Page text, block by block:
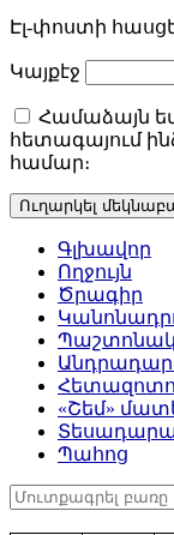
Էլ-փոստի
Կայքէջ
Համաձայն
հետագայում
համար։
Գլխավոր
Ողջույն
Ծրագիր
«Շեմ»
Պահոց
Որոնել